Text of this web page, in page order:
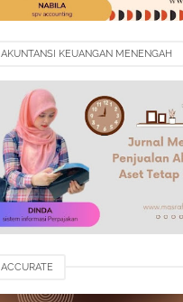
AKUNTANSI KEUANGAN MENENGAH
ACCURATE